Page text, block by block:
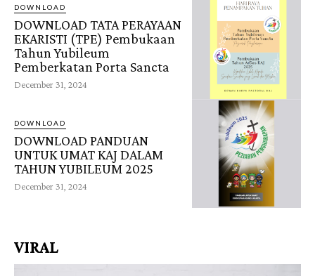
DOWNLOAD
DOWNLOAD TATA PERAYAAN
EKARISTI (TPE) Pembukaan
Tahun Yubileum
Pemberkatan Porta Sancta
December 31, 2024
DOWNLOAD
DOWNLOAD PANDUAN
UNTUK UMAT KAJ DALAM
TAHUN YUBILEUM 2025
December 31, 2024
VIRAL